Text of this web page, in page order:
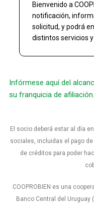
Bienvenido a
notificación,
solicitud, y podrá
distintos servicios y
Infórmese aquí del
su franquicia de afiliación.
El socio deberá estar al día
sociales, incluidas el pago
de créditos para poder
COOPROBIEN es una
Banco Central del Uruguay